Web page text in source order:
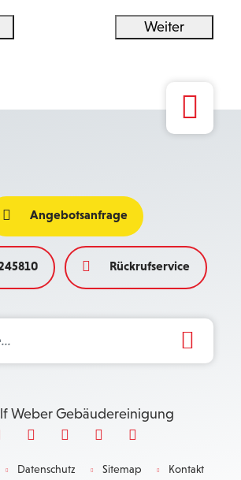
Weiter
Angebotsanfrage
Rückrufservice
Search Button
Datenschutz Sitemap Kontakt